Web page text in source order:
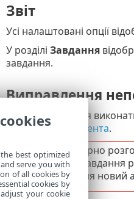
Звіт
Усі налаштовані опції
У розділі Завдання
завдання.
Виправлення
Якщо не вдається
розгортанням агента.
Щоб повторно
Запустіть завдання
розгортання новий
best optimized
serve you with
of all cookies by
cookies by
your cookie